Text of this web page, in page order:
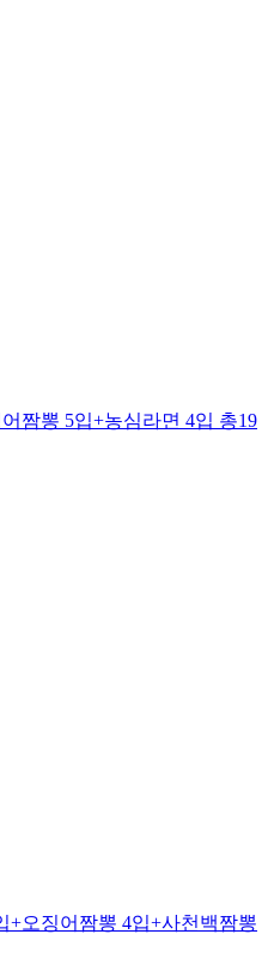
짬뽕 5입+농심라면 4입 총19
+오징어짬뽕 4입+사천백짬뽕